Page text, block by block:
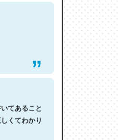
てあること
くてわかり